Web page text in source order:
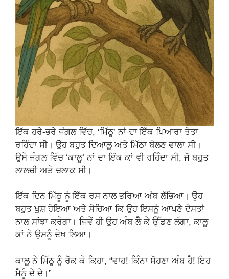
ਇੱਕ ਹਰੇ-ਭਰੇ ਜੰਗਲ ਵਿੱਚ, ‘ਮਿੱਠੂ’ ਨਾਂ ਦਾ ਇੱਕ ਪਿਆਰਾ ਤੋਤਾ
ਰਹਿੰਦਾ ਸੀ। ਉਹ ਬਹੁਤ ਦਿਆਲੂ ਅਤੇ ਮਿੱਠਾ ਬੋਲਣ ਵਾਲਾ ਸੀ।
ਉਸੇ ਜੰਗਲ ਵਿੱਚ ‘ਕਾਲੂ’ ਨਾਂ ਦਾ ਇੱਕ ਕਾਂ ਵੀ ਰਹਿੰਦਾ ਸੀ, ਜੋ ਬਹੁਤ
ਲਾਲਚੀ ਅਤੇ ਚਲਾਕ ਸੀ।
ਇੱਕ ਦਿਨ ਮਿੱਠੂ ਨੂੰ ਇੱਕ ਰਸ ਨਾਲ ਭਰਿਆ ਅੰਬ ਲੱਭਿਆ। ਉਹ
ਬਹੁਤ ਖੁਸ਼ ਹੋਇਆ ਅਤੇ ਸੋਚਿਆ ਕਿ ਉਹ ਇਸਨੂੰ ਆਪਣੇ ਦੋਸਤਾਂ
ਨਾਲ ਸਾਂਝਾ ਕਰੇਗਾ। ਜਿਵੇਂ ਹੀ ਉਹ ਅੰਬ ਲੈ ਕੇ ਉੱਡਣ ਲੱਗਾ, ਕਾਲੂ
ਕਾਂ ਨੇ ਉਸਨੂੰ ਦੇਖ ਲਿਆ।
ਕਾਲੂ ਨੇ ਮਿੱਠੂ ਨੂੰ ਰੋਕ ਕੇ ਕਿਹਾ, “ਵਾਹ! ਕਿੰਨਾ ਸੋਹਣਾ ਅੰਬ ਹੈ! ਇਹ
ਮੈਨੂੰ ਦੇ ਦੇ।”